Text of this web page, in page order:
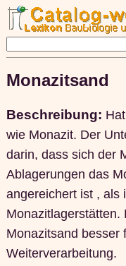
Monazitsand
Beschreibung:
wie Monazit. Der
darin, dass sich der
Ablagerungen das
angereichert ist , als
Monazitlagerstätten.
Monazitsand besser
Weiterverarbeitung.